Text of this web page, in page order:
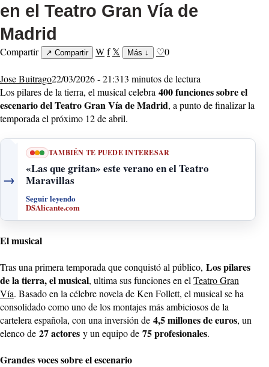
en el Teatro Gran Vía de
Madrid
Compartir ↗ Compartir Wf 𝕏 Más ↓ ♡0
Jose Buitrago22/03/2026 - 21:313 minutos de lectura
Los pilares de la tierra, el musical celebra 400 funciones sobre el
escenario del Teatro Gran Vía de Madrid, a punto de finalizar la
temporada el próximo 12 de abril.
→
TAMBIÉN TE PUEDE INTERESAR
«Las que gritan» este verano en el Teatro
Maravillas
Seguir leyendo
DSAlicante.com
El musical
Tras una primera temporada que conquistó al público, Los pilares
de la tierra, el musical, ultima sus funciones en el Teatro Gran
Vía. Basado en la célebre novela de Ken Follett, el musical se ha
consolidado como uno de los montajes más ambiciosos de la
cartelera española, con una inversión de 4,5 millones de euros, un
elenco de 27 actores y un equipo de 75 profesionales.
Grandes voces sobre el escenario